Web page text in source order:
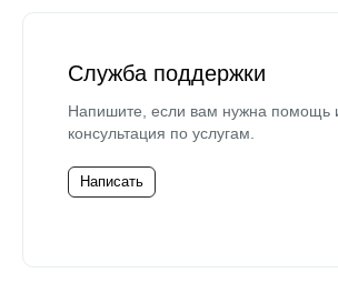
Служба поддержки
Напишите, если вам нужна помощь
консультация по услугам.
Написать